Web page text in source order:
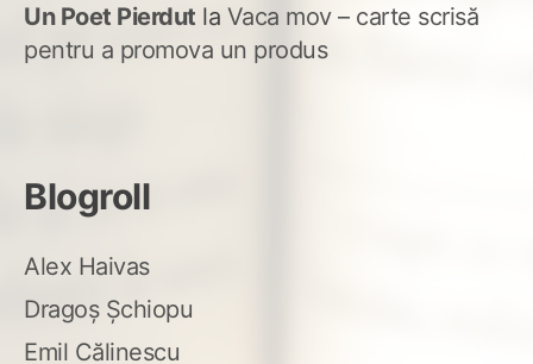
Un Poet Pierdut la Vaca mov – carte scrisă
pentru a promova un produs
Blogroll
Alex Haivas
Dragoș Șchiopu
Emil Călinescu